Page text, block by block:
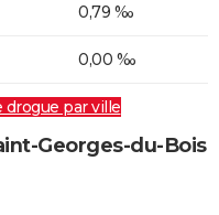
0,79 ‰
0,00 ‰
drogue par ville
Georges-du-Bois